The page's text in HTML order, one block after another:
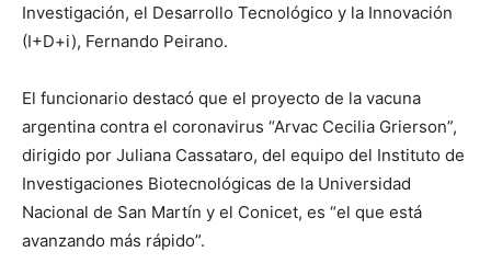
Investigación, el Desarrollo Tecnológico y la Innovación
(I+D+i), Fernando Peirano.
El funcionario destacó que el proyecto de la vacuna
argentina contra el coronavirus “Arvac Cecilia Grierson”,
dirigido por Juliana Cassataro, del equipo del Instituto de
Investigaciones Biotecnológicas de la Universidad
Nacional de San Martín y el Conicet, es “el que está
avanzando más rápido”.